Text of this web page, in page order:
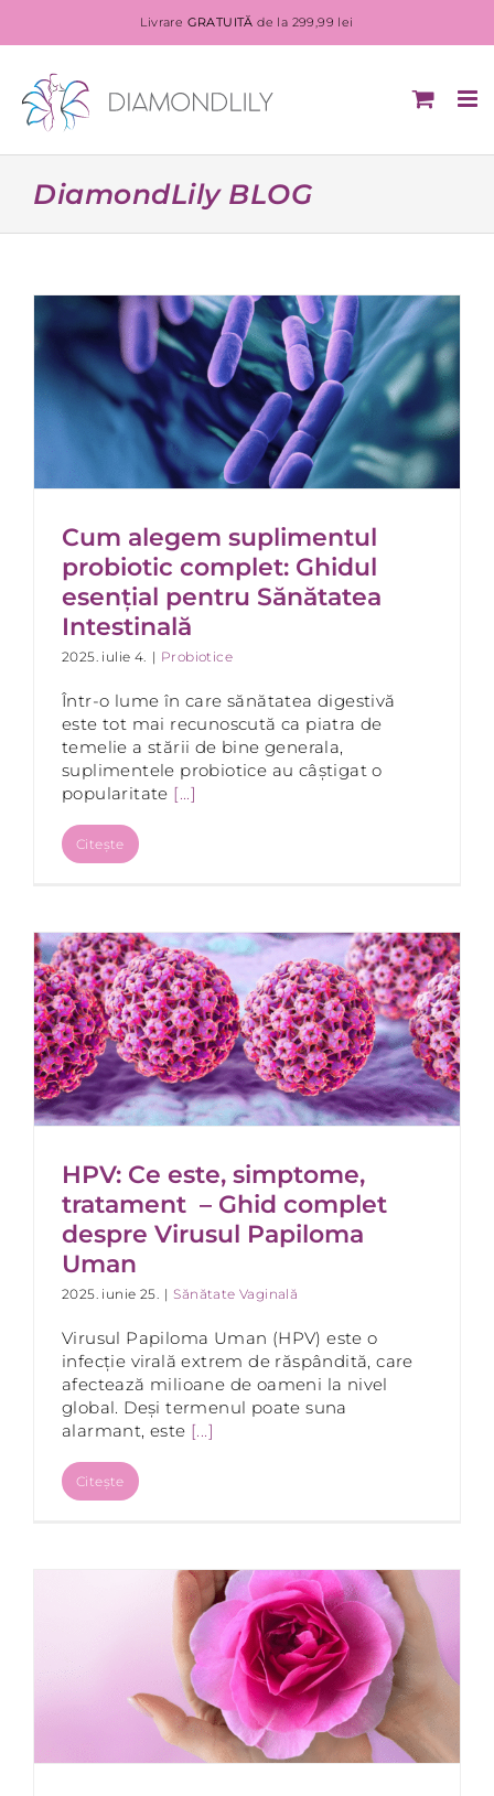
Livrare GRATUITĂ de la 299,99 lei
content
DiamondLily BLOG
Cum alegem suplimentul
probiotic complet: Ghidul
esențial pentru Sănătatea
Intestinală
2025. iulie 4. | Probiotice
Într-o lume în care sănătatea digestivă
este tot mai recunoscută ca piatra de
temelie a stării de bine generala,
suplimentele probiotice au câștigat o
popularitate [...]
Citește
HPV: Ce este, simptome,
tratament – Ghid complet
despre Virusul Papiloma
Uman
2025. iunie 25. | Sănătate Vaginală
Virusul Papiloma Uman (HPV) este o
infecție virală extrem de răspândită, care
afectează milioane de oameni la nivel
global. Deși termenul poate suna
alarmant, este [...]
Citește